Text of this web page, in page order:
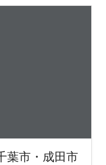
葉市・成田市